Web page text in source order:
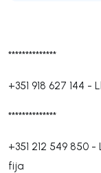
**************
+351 918 627 144 -
**************
+351 212 549 850 -
fija